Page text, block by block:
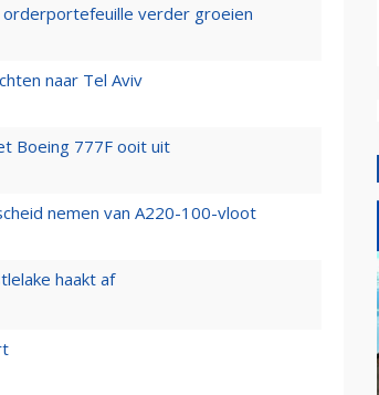
verder groeien
naar Tel Aviv
Boeing 777F ooit uit
nemen van A220-100-vloot
haakt af